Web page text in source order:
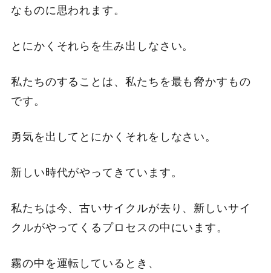
なものに思われます。
とにかくそれらを生み出しなさい。
私たちのすることは、私たちを最も脅かすもの
です。
勇気を出してとにかくそれをしなさい。
新しい時代がやってきています。
私たちは今、古いサイクルが去り、新しいサイ
クルがやってくるプロセスの中にいます。
霧の中を運転しているとき、